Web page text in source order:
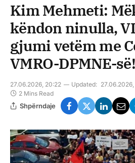
Kim Mehmeti:
këndon ninulla,
gjumi vetëm me
VMRO-DPMNE-së!
27.06.2026, 20:22 Updated:
2 Mins Read
Shpërndaje